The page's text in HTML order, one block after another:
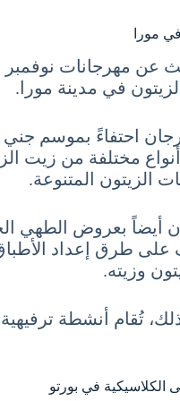
مورا
عن مهرجانات نوفمبر
في مدينة مورا.
احتفاءً بموسم جني
مختلفة من زيت
الزيتون المتنوعة.
أيضاً بعروض الطهي
على طرق إعداد الأطباق
وزيته.
تُقام أنشطة
الكلاسيكية في بورتو